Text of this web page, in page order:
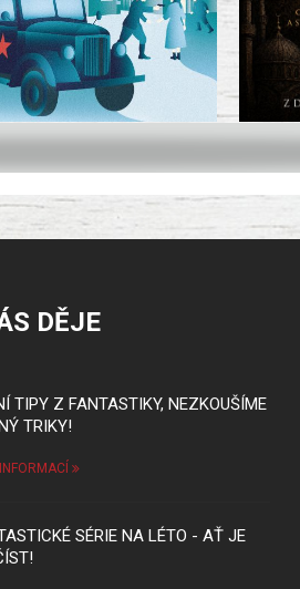
DĚJE
TIPY Z FANTASTIKY, NEZKOUŠÍME
TRIKY!
SÉRIE NA LÉTO - AŤ JE